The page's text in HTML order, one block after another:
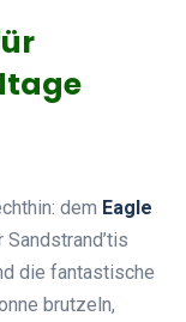
dem Eagle
die fantastische
brutzeln,